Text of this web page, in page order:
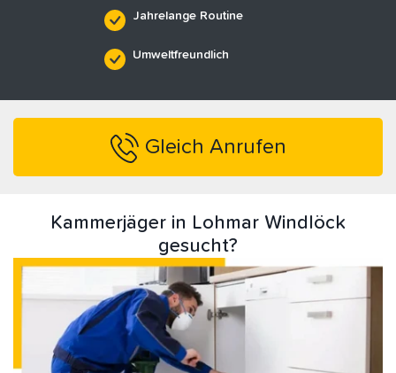
Jahrelange Routine
Umweltfreundlich
Gleich Anrufen
Kammerjäger in Lohmar Windlöck
gesucht?